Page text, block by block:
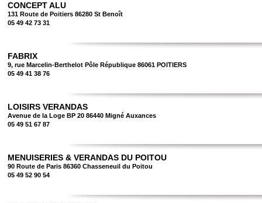
CONCEPT ALU
131 Route de Poitiers 86280 St Benoît
05 49 42 73 31
FABRIX
9, rue Marcelin-Berthelot Pôle République 86061 POITIERS
05 49 41 38 76
LOISIRS VERANDAS
Avenue de la Loge BP 20 86440 Migné Auxances
05 49 51 67 87
MENUISERIES & VERANDAS DU POITOU
90 Route de Paris 86360 Chasseneuil du Poitou
05 49 52 90 54